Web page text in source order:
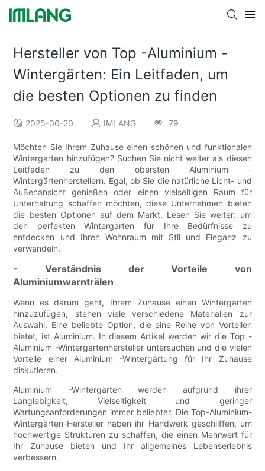
Hersteller von Top -Aluminium -
Wintergärten: Ein Leitfaden, um
die besten Optionen zu finden
2025-06-20 IMLANG 79
Möchten Sie Ihrem Zuhause einen schönen und funktionalen
Wintergarten hinzufügen? Suchen Sie nicht weiter als diesen
Leitfaden zu den obersten Aluminium -
Wintergärtenherstellern. Egal, ob Sie die natürliche Licht- und
Außenansicht genießen oder einen vielseitigen Raum für
Unterhaltung schaffen möchten, diese Unternehmen bieten
die besten Optionen auf dem Markt. Lesen Sie weiter, um
den perfekten Wintergarten für Ihre Bedürfnisse zu
entdecken und Ihren Wohnraum mit Stil und Eleganz zu
verwandeln.
- Verständnis der Vorteile von
Aluminiumwarnträlen
Wenn es darum geht, Ihrem Zuhause einen Wintergarten
hinzuzufügen, stehen viele verschiedene Materialien zur
Auswahl. Eine beliebte Option, die eine Reihe von Vorteilen
bietet, ist Aluminium. In diesem Artikel werden wir die Top -
Aluminium -Wintergartenhersteller untersuchen und die vielen
Vorteile einer Aluminium -Wintergärtung für Ihr Zuhause
diskutieren.
Aluminium -Wintergärten werden aufgrund ihrer
Langlebigkeit, Vielseitigkeit und geringer
Wartungsanforderungen immer beliebter. Die Top-Aluminium-
Wintergärten-Hersteller haben ihr Handwerk geschliffen, um
hochwertige Strukturen zu schaffen, die einen Mehrwert für
Ihr Zuhause bieten und Ihr allgemeines Lebenserlebnis
verbessern.